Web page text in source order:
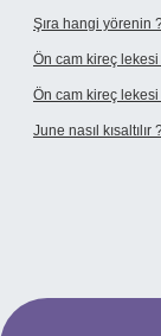
Şıra hangi yörenin
Ön cam kireç lekesi
Ön cam kireç lekesi
June nasıl kısaltılır
betexper giriş